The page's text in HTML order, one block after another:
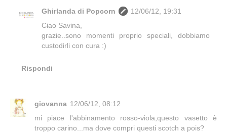
Ghirlanda di Popcorn
12/06/12, 19:31
Ciao Savina,
grazie..sono momenti proprio speciali, dobbiamo
custodirli con cura :)
Rispondi
giovanna 12/06/12, 08:12
mi piace l'abbinamento rosso-viola,questo vasetto è
troppo carino...ma dove compri questi scotch a pois?